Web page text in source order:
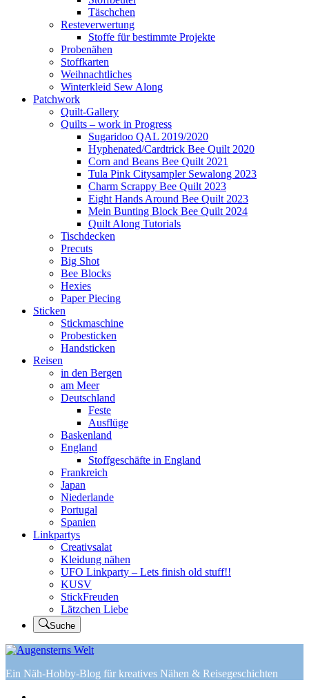
Täschchen
Resteverwertung
Stoffe für bestimmte Projekte
Probenähen
Stoffkarten
Weihnachtliches
Winterkleid Sew Along
Patchwork
Quilt-Gallery
Quilts – work in Progress
Sugaridoo QAL 2019/2020
Hyphenated/Cardtrick Bee Quilt 2020
Corn and Beans Bee Quilt 2021
Tula Pink Citysampler Sewalong 2023
Charm Scrappy Bee Quilt 2023
Eight Hands Around Bee Quilt 2023
Mein Bunting Block Bee Quilt 2024
Quilt Along Tutorials
Tischdecken
Precuts
Big Shot
Bee Blocks
Hexies
Paper Piecing
Sticken
Stickmaschine
Probesticken
Handsticken
Reisen
in den Bergen
am Meer
Deutschland
Feste
Ausflüge
Baskenland
England
Stoffgeschäfte in England
Frankreich
Japan
Niederlande
Portugal
Spanien
Linkpartys
Creativsalat
Kleidung nähen
UFO Linkparty – Lets finish old stuff!!
KUSV
StickFreuden
Lätzchen Liebe
Suche
Ein Näh-Hobby-Blog für kreatives Nähen & Reisegeschichten